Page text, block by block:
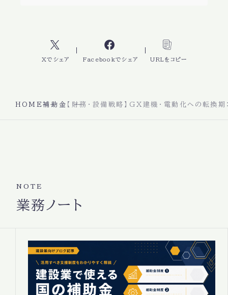
Xでシェア Facebookでシェア URLをコピー
HOME補助金 【財務・設備戦略】GX建機・電動化への転換
NOTE
業務ノート